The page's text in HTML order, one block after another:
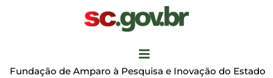
Fundação de Amparo à Pesquisa e Inovação do Estado